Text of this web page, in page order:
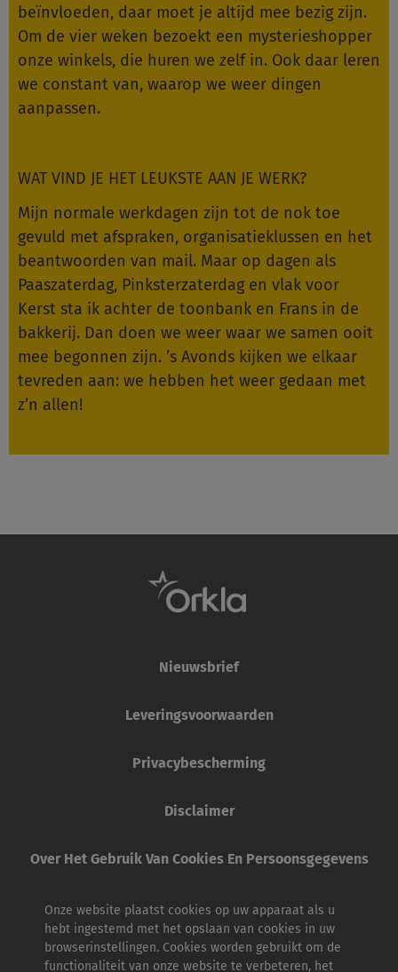
beïnvloeden, daar moet je altijd mee bezig zijn.
Om de vier weken bezoekt een mysterieshopper
onze winkels, die huren we zelf in. Ook daar leren
we constant van, waarop we weer dingen
aanpassen.
WAT VIND JE HET LEUKSTE AAN JE WERK?
Mijn normale werkdagen zijn tot de nok toe
gevuld met afspraken, organisatieklussen en het
beantwoorden van mail. Maar op dagen als
Paaszaterdag, Pinksterzaterdag en vlak voor
Kerst sta ik achter de toonbank en Frans in de
bakkerij. Dan doen we weer waar we samen ooit
mee begonnen zijn. ’s Avonds kijken we elkaar
tevreden aan: we hebben het weer gedaan met
z’n allen!
Nieuwsbrief
Leveringsvoorwaarden
Privacybescherming
Disclaimer
Over Het Gebruik Van Cookies En Persoonsgegevens
Onze website plaatst cookies op uw apparaat als u
hebt ingestemd met het opslaan van cookies in uw
browserinstellingen. Cookies worden gebruikt om de
functionaliteit van onze website te verbeteren, het